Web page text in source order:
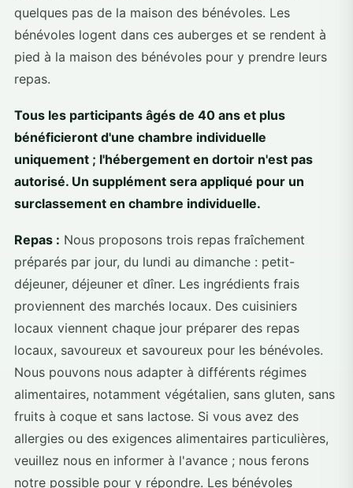
quelques pas de la maison des bénévoles. Les
bénévoles logent dans ces auberges et se rendent à
pied à la maison des bénévoles pour y prendre leurs
repas.
Tous les participants âgés de 40 ans et plus
bénéficieront d'une chambre individuelle
uniquement ; l'hébergement en dortoir n'est pas
autorisé. Un supplément sera appliqué pour un
surclassement en chambre individuelle.
Repas : Nous proposons trois repas fraîchement
préparés par jour, du lundi au dimanche : petit-
déjeuner, déjeuner et dîner. Les ingrédients frais
proviennent des marchés locaux. Des cuisiniers
locaux viennent chaque jour préparer des repas
locaux, savoureux et savoureux pour les bénévoles.
Nous pouvons nous adapter à différents régimes
alimentaires, notamment végétalien, sans gluten, sans
fruits à coque et sans lactose. Si vous avez des
allergies ou des exigences alimentaires particulières,
veuillez nous en informer à l'avance ; nous ferons
notre possible pour y répondre. Les bénévoles